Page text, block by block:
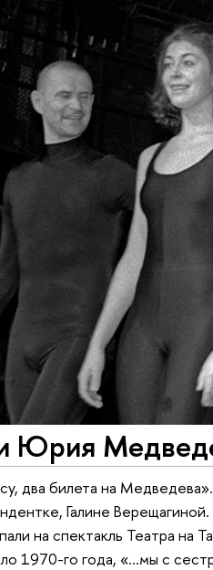
Юрия
два билета на
Галине
на спектакль Театра на
1970-го года, «…мы с